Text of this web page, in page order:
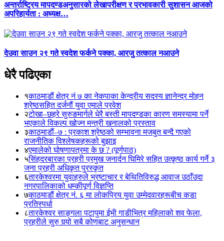
अन्तर्राष्ट्रिय मापदण्डअनुसारको लेखापरीक्षण र प्रभावकारी सुशासन आजको
अपरिहार्यता : अध्यक्ष…
देउवा साउन २९ गते स्वदेश फर्कने पक्का, आरजु तत्काल नआउने
धेरै पढिएका
१काठमाडौं क्षेत्र नं ७ का नेकपाका केन्द्रीय सदस्य ज्ञानेन्द्र मोहन
श्रेष्ठसहित दर्जनौं युवा एमाले प्रवेश
२टोखा–छहरे सुरुङमार्गले धेरै बस्ती मापदण्डका कारण समस्यामा पर्ने
भएकाले विकल्प खोज्न मन्त्री खनालको प्रस्ताव
३काठमाडौं–७ : प्रकाश श्रेष्ठको सम्भावना मजबुत बन्दै गएको
राजनीतिक विश्लेषकहरूको बुझाइ
४एमालेको घोषणापत्रमा के छ ? (पूर्णपाठ)
५सिंहदरबारका प्रहरी प्रमुख जनार्दन घिमिरे सहित उत्कृष्ठ कार्य गर्ने ३
जना प्रहरी अधिकृत पुरस्कृत
६तारकेश्वरमा युवाहरुले भ्रष्टाचार र बेथितिविरुद्ध आवाज उठाँउदा
नगरपालिकाको धम्कीपूर्ण विज्ञप्ति
७काठमाडौं क्षेत्र नं. ६ मा लोकप्रिय युवा उम्मेदवारहरूबीच कडा
प्रतिस्पर्धा
८तारकेश्वर साङ्गला पटापुमा ईभी गाडीभित्र महिलाको शव फेला,
प्रहरीले सुरु गर्‍यो सबै कोणबाट अनुसन्धान